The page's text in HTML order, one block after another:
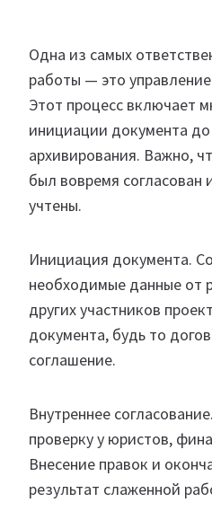
Одна из самых
работы — это
Этот процесс включает
инициации документа
архивирования. Важно,
был вовремя согласован
учтены.
Инициация документа.
необходимые данные от
других участников
документа, будь то
соглашение.
Внутреннее
проверку у юристов,
Внесение правок и
результат слаженной